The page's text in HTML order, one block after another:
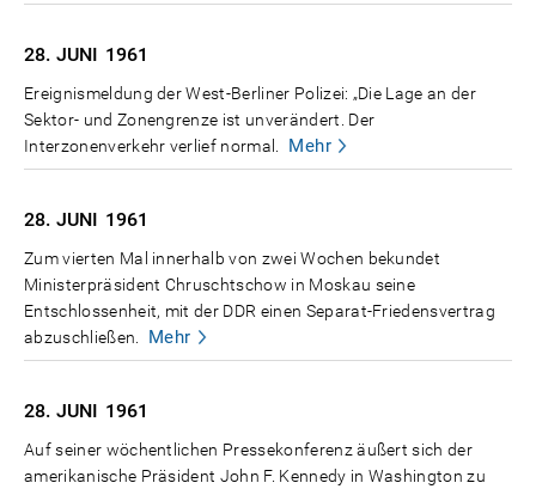
28. JUNI 1961
Ereignismeldung der West-Berliner Polizei: „Die Lage an der
Sektor- und Zonengrenze ist unverändert. Der
Interzonenverkehr verlief normal.
Mehr
28. JUNI 1961
Zum vierten Mal innerhalb von zwei Wochen bekundet
Ministerpräsident Chruschtschow in Moskau seine
Entschlossenheit, mit der DDR einen Separat-Friedensvertrag
abzuschließen.
Mehr
28. JUNI 1961
Auf seiner wöchentlichen Pressekonferenz äußert sich der
amerikanische Präsident John F. Kennedy in Washington zu